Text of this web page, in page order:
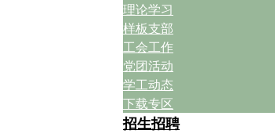
理论学习
样板支部
工会工作
党团活动
学工动态
下载专区
招生招聘